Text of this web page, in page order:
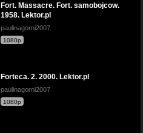
Fort. Massacre. Fort. samobojcow.
1958. Lektor.pl
paulinagorni2007
1080p
Forteca. 2. 2000. Lektor.pl
paulinagorni2007
1080p